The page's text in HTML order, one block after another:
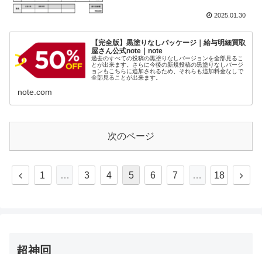
2025.01.30
【完全版】黒塗りなしパッケージ｜給与明細買取
屋さん公式note｜note
過去のすべての投稿の黒塗りなしバージョンを全部見るこ
とが出来ます。さらに今後の新規投稿の黒塗りなしバージ
ョンもこちらに追加されるため、それらも追加料金なしで
全部見ることが出来ます。
note.com
次のページ
1 … 3 4 5 6 7 … 18
超神回